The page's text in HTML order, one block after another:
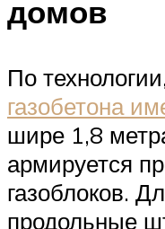
домов
По
газобетона
шире 1,8
армируется
газоблоков.
продольные